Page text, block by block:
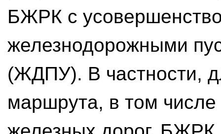
БЖРК с
железнодорожными
(ЖДПУ). В частности,
маршрута, в том